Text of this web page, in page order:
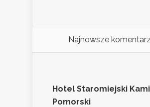
Najnowsze
Hotel Staromiejski
Pomorski